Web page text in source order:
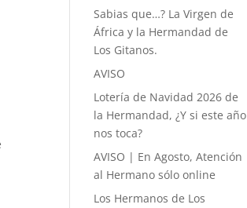
Sabias que…? La Virgen de
África y la Hermandad de
Los Gitanos.
AVISO
Lotería de Navidad 2026 de
la Hermandad, ¿Y si este año
nos toca?
AVISO | En Agosto, Atención
al Hermano sólo online
Los Hermanos de Los